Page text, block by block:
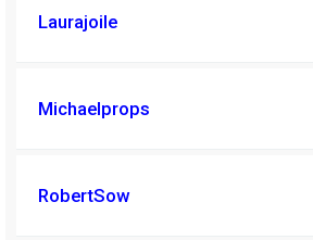
Laurajoile
Michaelprops
RobertSow